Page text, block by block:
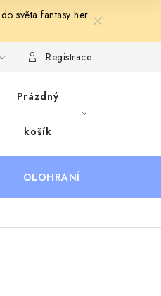
světa fantasy her
a jiné zájmové organizace
Registrace
Prázdný
košík
OLOHRANÍ